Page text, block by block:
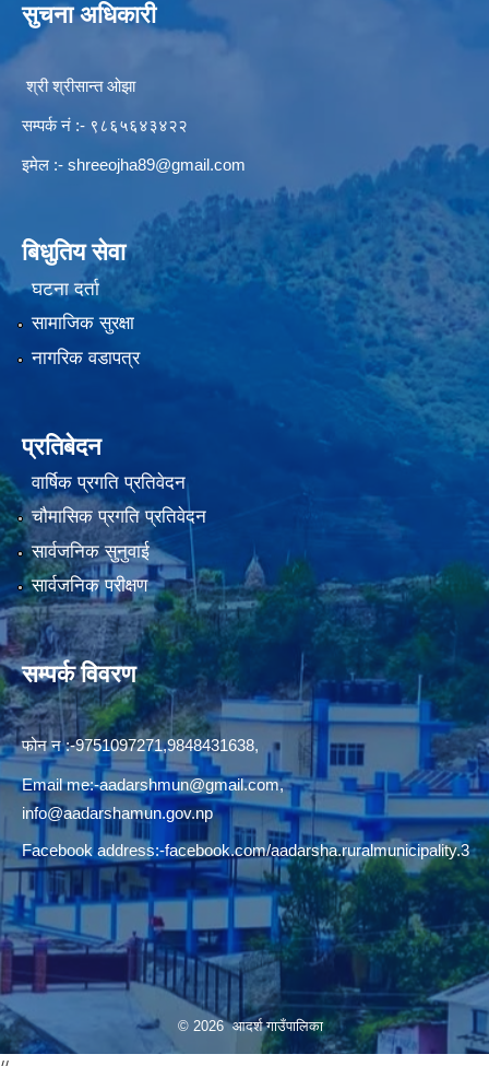
सुचना अधिकारी
श्री श्रीसान्त ओझा
सम्पर्क नं :- ९८६५६४३४२२
इमेल :- shreeojha89@gmail.com
बिधुतिय सेवा
घटना दर्ता
सामाजिक सुरक्षा
नागरिक वडापत्र
प्रतिबेदन
वार्षिक प्रगति प्रतिवेदन
चौमासिक प्रगति प्रतिवेदन
सार्वजनिक सुनुवाई
सार्वजनिक परीक्षण
सम्पर्क विवरण
फोन न‍‍‌ :-9751097271,9848431638,
Email me:-aadarshmun@gmail.com,
info@aadarshamun.gov.np
Facebook address:-facebook.com/aadarsha.ruralmunicipality.3
© 2026 आदर्श गाउँपालिका